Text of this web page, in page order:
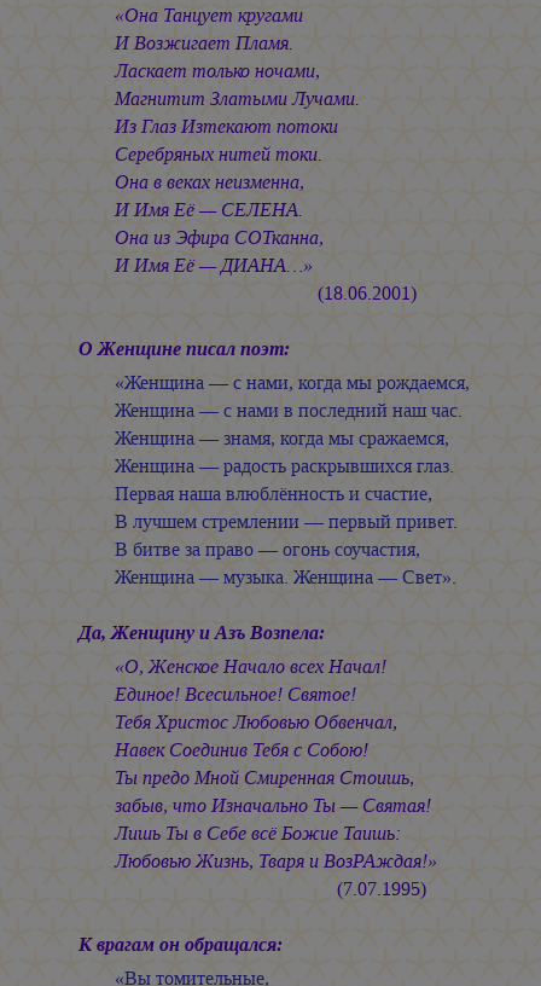
«Она Танцует кругами
И Возжигает Пламя.
Ласкает только ночами,
Магнитит Златыми Лучами.
Из Глаз Изтекают потоки
Серебряных нитей токи.
Она в веках неизменна,
И Имя Её — СЕЛЕНА.
Она из Эфира СОТканна,
И Имя Её — ДИАНА…»
(18.06.2001)
О Женщине писал поэт:
«Женщина — с нами, когда мы рождаемся,
Женщина — с нами в последний наш час.
Женщина — знамя, когда мы сражаемся,
Женщина — радость раскрывшихся глаз.
Первая наша влюблённость и счастие,
В лучшем стремлении — первый привет.
В битве за право — огонь соучастия,
Женщина — музыка. Женщина — Свет».
Да, Женщину и Азъ Возпела:
«О, Женское Начало всех Начал!
Единое! Всесильное! Святое!
Тебя Христос Любовью Обвенчал,
Навек Соединив Тебя с Собою!
Ты предо Мной Смиренная Стоишь,
забыв, что Изначально Ты — Святая!
Лишь Ты в Себе всё Божие Таишь:
Любовью Жизнь, Тваря и ВозРАждая!»
(7.07.1995)
К врагам он обращался:
«Вы томительные,